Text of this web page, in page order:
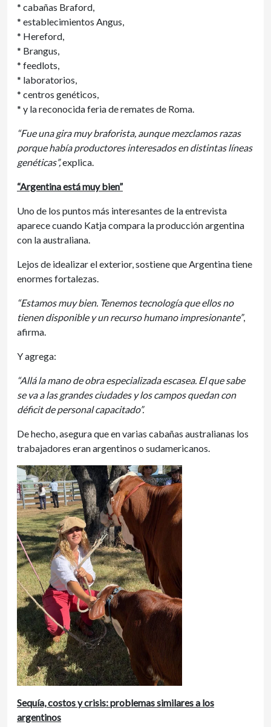
* cabañas Braford,
* establecimientos Angus,
* Hereford,
* Brangus,
* feedlots,
* laboratorios,
* centros genéticos,
* y la reconocida feria de remates de Roma.
“Fue una gira muy braforista, aunque mezclamos razas
porque había productores interesados en distintas líneas
genéticas”,explica.
“Argentina está muy bien”
Uno de los puntos más interesantes de la entrevista
aparece cuando Katja compara la producción argentina
con la australiana.
Lejos de idealizar el exterior, sostiene que Argentina tiene
enormes fortalezas.
“Estamos muy bien. Tenemos tecnología que ellos no
tienen disponible y un recurso humano impresionante”,
afirma.
Y agrega:
“Allá la mano de obra especializada escasea. El que sabe
se va a las grandes ciudades y los campos quedan con
déficit de personal capacitado”.
De hecho, asegura que en varias cabañas australianas los
trabajadores eran argentinos o sudamericanos.
Sequía, costos y crisis: problemas similares a los
argentinos